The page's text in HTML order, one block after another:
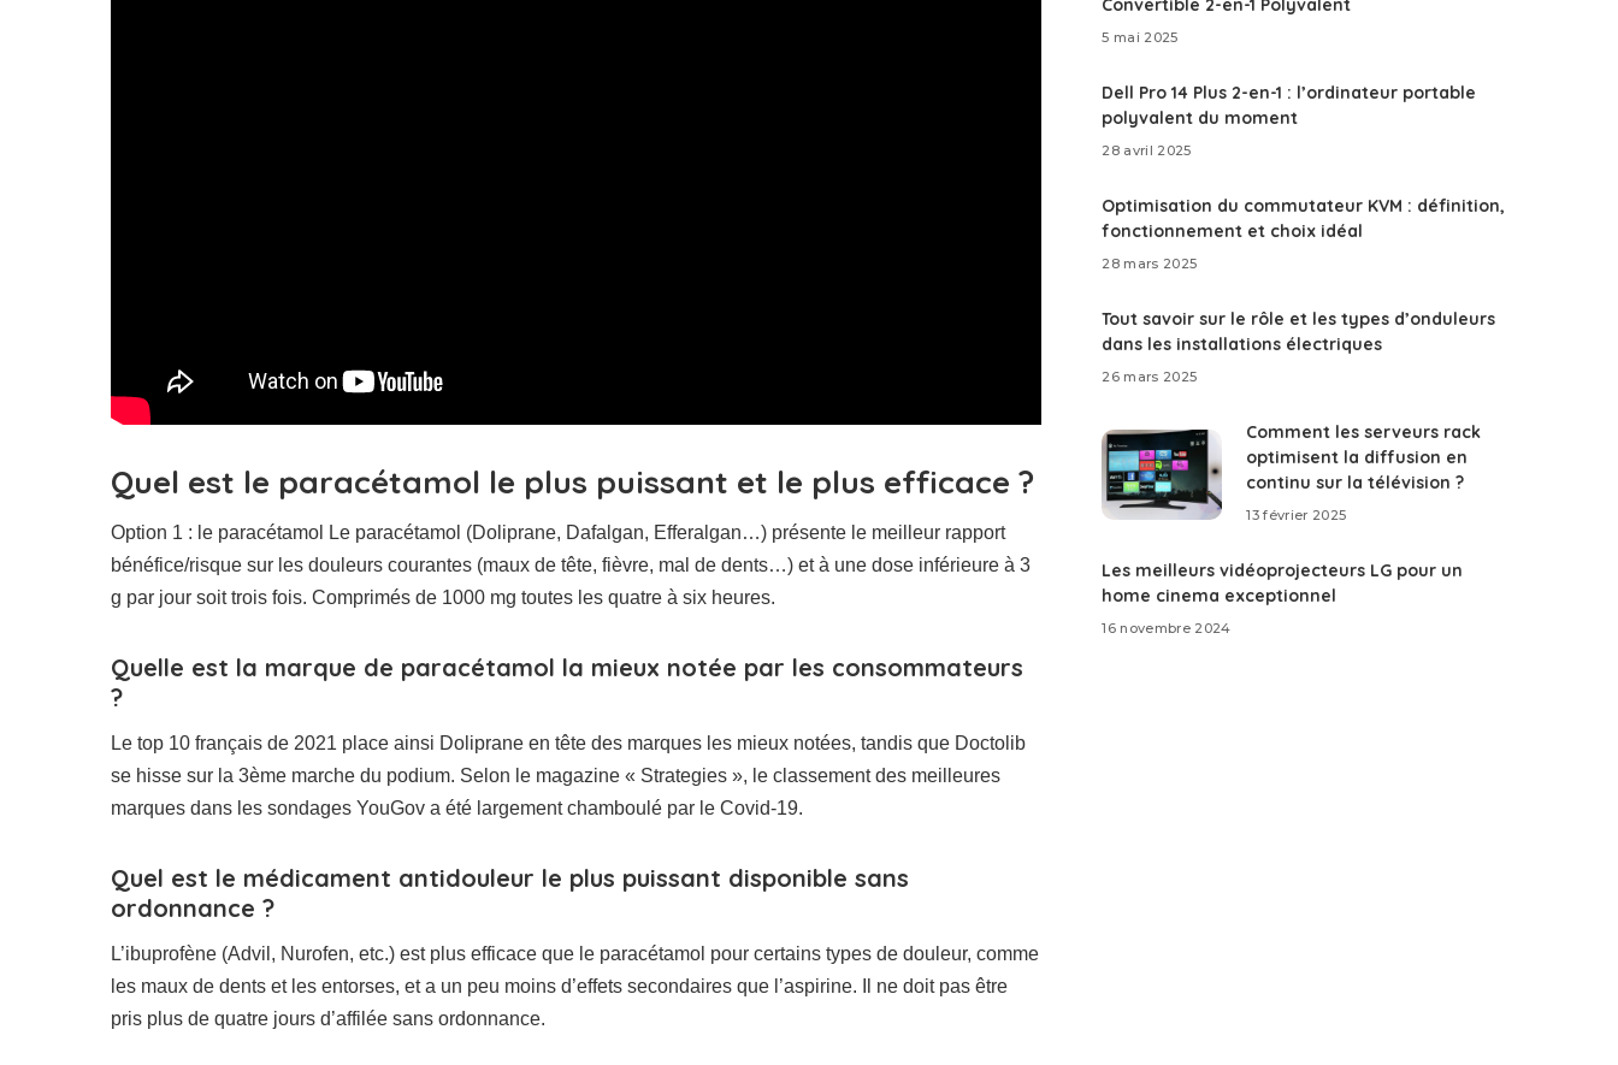
Quel est le paracétamol le plus puissant et le plus efficace ?
Option 1 : le paracétamol Le paracétamol (Doliprane, Dafalgan, Efferalgan…) présente le meilleur rapport
bénéfice/risque sur les douleurs courantes (maux de tête, fièvre, mal de dents…) et à une dose inférieure à 3
g par jour soit trois fois. Comprimés de 1000 mg toutes les quatre à six heures.
Quelle est la marque de paracétamol la mieux notée par les consommateurs
?
Le top 10 français de 2021 place ainsi Doliprane en tête des marques les mieux notées, tandis que Doctolib
se hisse sur la 3ème marche du podium. Selon le magazine « Strategies », le classement des meilleures
marques dans les sondages YouGov a été largement chamboulé par le Covid-19.
Quel est le médicament antidouleur le plus puissant disponible sans
ordonnance ?
L’ibuprofène (Advil, Nurofen, etc.) est plus efficace que le paracétamol pour certains types de douleur, comme
les maux de dents et les entorses, et a un peu moins d’effets secondaires que l’aspirine. Il ne doit pas être
pris plus de quatre jours d’affilée sans ordonnance.
Convertible 2-en-1 Polyvalent
5 mai 2025
Dell Pro 14 Plus 2-en-1 : l’ordinateur portable
polyvalent du moment
28 avril 2025
Optimisation du commutateur KVM : définition,
fonctionnement et choix idéal
28 mars 2025
Tout savoir sur le rôle et les types d’onduleurs
dans les installations électriques
26 mars 2025
Comment les serveurs rack
optimisent la diffusion en
continu sur la télévision ?
13 février 2025
Les meilleurs vidéoprojecteurs LG pour un
home cinema exceptionnel
16 novembre 2024